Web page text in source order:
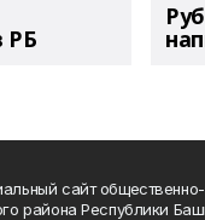
РБ
сайт
района Республики